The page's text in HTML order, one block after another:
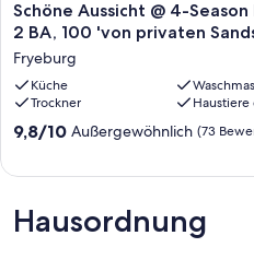
Schöne
Aussicht
4-
Season
Lake
House,
100
Schöne Aussicht @ 4-Season
2 BA, 100 'von privaten
Fryeburg
Küche
Trockner
9.8
(73
Bewertungen)
9,8/10 Außergewöhnlich (73
Hausordnung